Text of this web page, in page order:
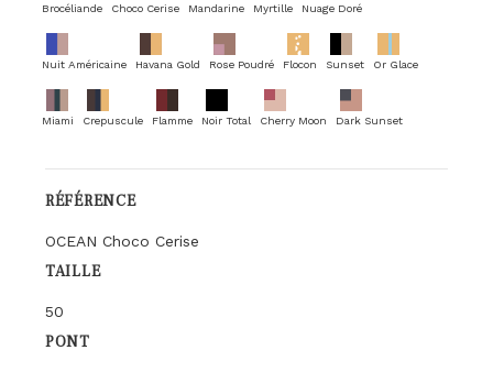
Brocéliande Choco Cerise Mandarine Myrtille Nuage Doré
Nuit Américaine Havana Gold Rose Poudré Flocon Sunset Or Glace
Miami Crepuscule Flamme Noir Total Cherry Moon Dark Sunset
RÉFÉRENCE
OCEAN Choco Cerise
TAILLE
50
PONT